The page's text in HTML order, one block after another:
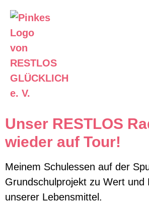
Unser RESTLOS
wieder auf Tour!
Meinem Schulessen auf der
Grundschulprojekt zu Wert und
unserer Lebensmittel.